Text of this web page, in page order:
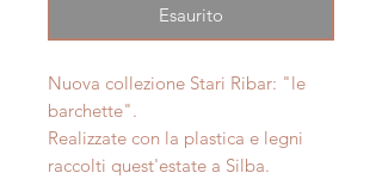
Esaurito
Nuova collezione Stari Ribar: "le
barchette".
Realizzate con la plastica e legni
raccolti quest'estate a Silba.